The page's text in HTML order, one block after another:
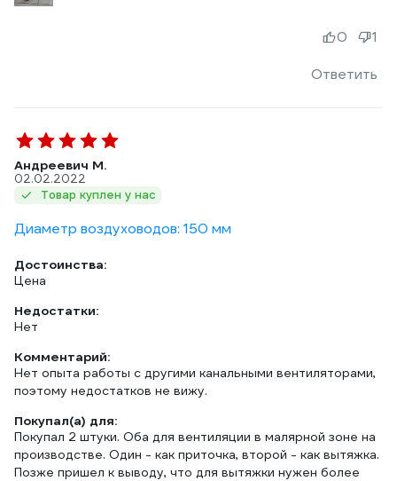
Ответить
0 1
Андреевич М.
02.02.2022
Товар куплен у нас
Диаметр воздуховодов: 150 мм
Достоинства:
Цена
Недостатки:
Нет
Комментарий:
Нет опыта работы с другими канальными вентиляторами,
поэтому недостатков не вижу.
Покупал(а) для:
Покупал 2 штуки. Оба для вентиляции в малярной зоне на
производстве. Один - как приточка, второй - как вытяжка.
Позже пришел к выводу, что для вытяжки нужен более